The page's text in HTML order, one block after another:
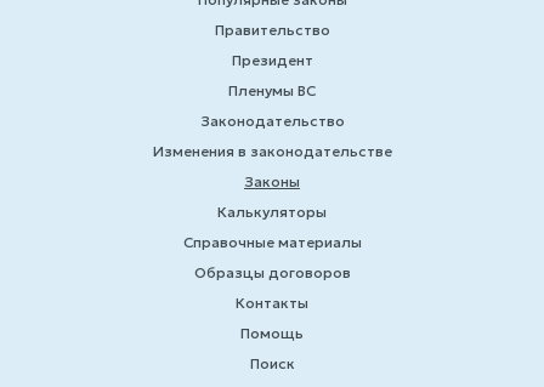
Правительство
Президент
Пленумы ВС
Законодательство
Изменения в законодательстве
Законы
Калькуляторы
Справочные материалы
Образцы договоров
Контакты
Помощь
Поиск